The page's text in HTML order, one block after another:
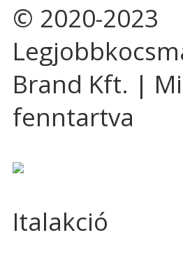
© 2020-2023
Brand Kft. |
fenntartva
Italakció